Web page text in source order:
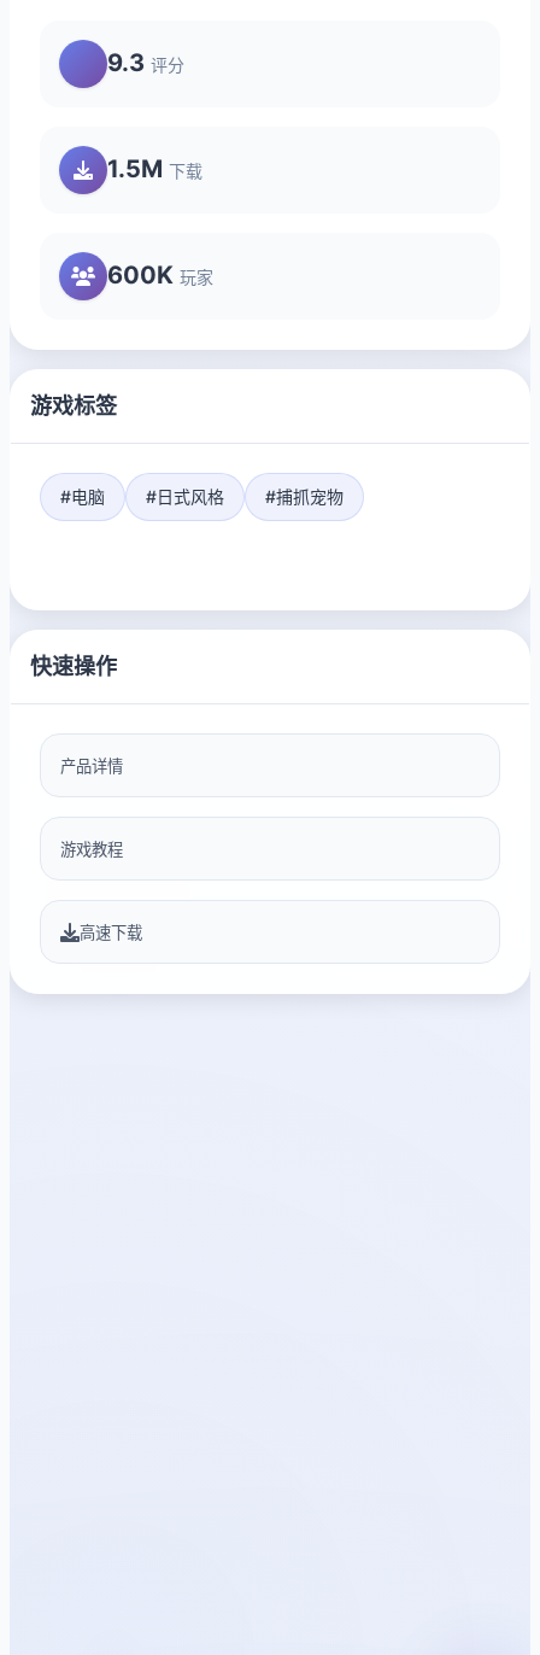
9.3 评分
1.5M 下载
600K 玩家
游戏标签
#电脑 #日式风格 #捕抓宠物
快速操作
产品详情
游戏教程
高速下载